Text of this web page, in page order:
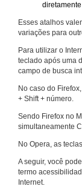
Esses atalhos
variações para
Para utilizar o
teclado após uma
campo de busca
No caso do
+ Shift + número.
Sendo Firefox no
simultaneamente
No Opera, as
A seguir, você
termo
Internet.